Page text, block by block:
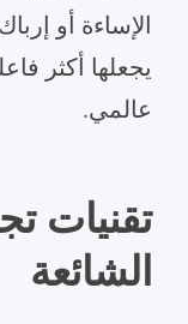
الإساءة أو
يجعلها أكثر
عالمي.
تقنيات
الشائعة